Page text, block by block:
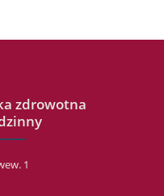
zdrowotna
1